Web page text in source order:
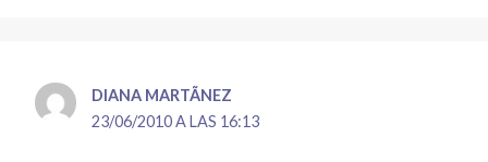
DIANA MARTÃ­NEZ
23/06/2010 A LAS 16:13